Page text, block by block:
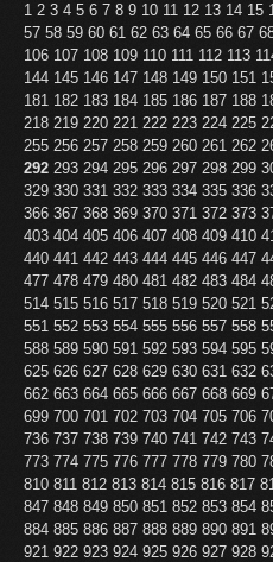
1 2 3 4 5 6 7 8 9 10 11 12 13 14 15
57 58 59 60 61 62 63 64 65 66 67
106 107 108 109 110 111 112 113
144 145 146 147 148 149 150 151
181 182 183 184 185 186 187 188
218 219 220 221 222 223 224 225
255 256 257 258 259 260 261 262
292 293 294 295 296 297 298 299
329 330 331 332 333 334 335 336
366 367 368 369 370 371 372 373
403 404 405 406 407 408 409 410
440 441 442 443 444 445 446 447
477 478 479 480 481 482 483 484
514 515 516 517 518 519 520 521
551 552 553 554 555 556 557 558
588 589 590 591 592 593 594 595
625 626 627 628 629 630 631 632
662 663 664 665 666 667 668 669
699 700 701 702 703 704 705 706
736 737 738 739 740 741 742 743
773 774 775 776 777 778 779 780
810 811 812 813 814 815 816 817
847 848 849 850 851 852 853 854
884 885 886 887 888 889 890 891
921 922 923 924 925 926 927 928